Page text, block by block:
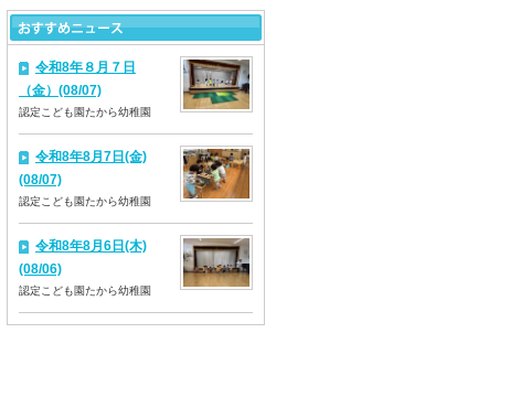
令和8年８月７日
（金）(08/07)
認定こども園たから幼稚園
令和8年8月7日(金)
(08/07)
認定こども園たから幼稚園
令和8年8月6日(木)
(08/06)
認定こども園たから幼稚園